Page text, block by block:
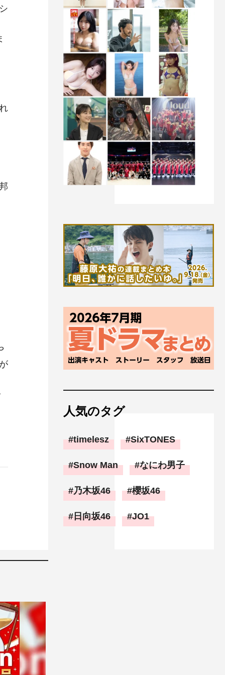
人気のタグ
timelesz SixTONES
Snow Man なにわ男子
乃木坂46 櫻坂46
日向坂46 JO1